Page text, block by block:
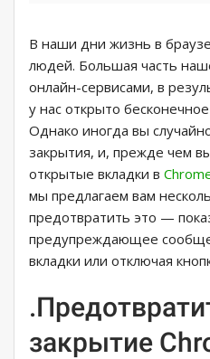
В наши дни жизнь в
людей. Большая часть
онлайн-сервисами, в
у нас открыто
Однако иногда вы
закрытия, и, прежде чем
открытые вкладки в
мы предлагаем вам
предотвратить это —
предупреждающее
вкладки или отключая
закрытие